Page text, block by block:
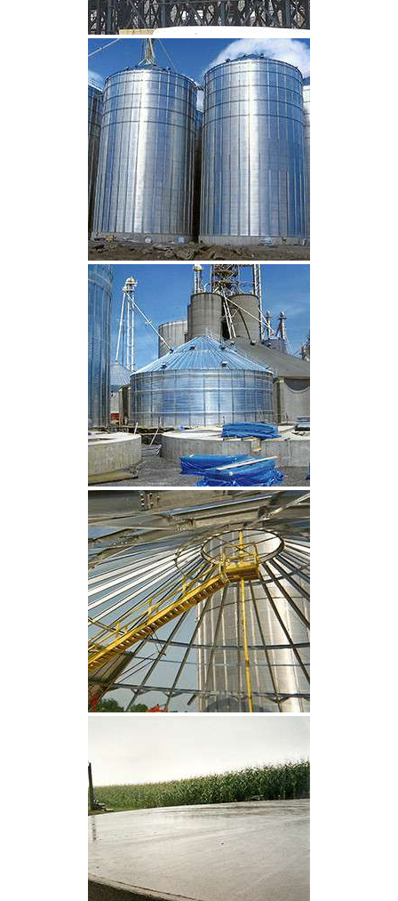
CLIQUEZ POUR AGRANDIR
CLIQUEZ POUR AGRANDIR
CLIQUEZ POUR AGRANDIR
CLIQUEZ POUR AGRANDIR